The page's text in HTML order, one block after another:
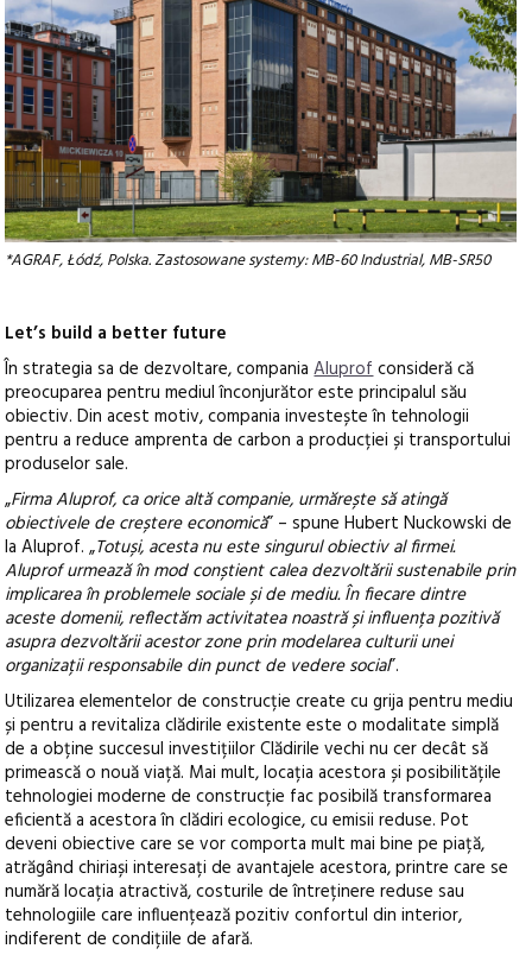
*AGRAF, Łódź, Polska. Zastosowane systemy: MB-60 Industrial, MB-SR50
Let’s build a better future
În strategia sa de dezvoltare, companiaAluprofconsideră că
preocuparea pentru mediul înconjurător este principalul său
obiectiv. Din acest motiv, compania investește în tehnologii
pentru a reduce amprenta de carbon a producției și transportului
produselor sale.
„Firma Aluprof, ca orice altă companie, urmărește să atingă
obiectivele de creștere economică” – spune Hubert Nuckowski de
la Aluprof. „Totuși, acesta nu este singurul obiectiv al firmei.
Aluprof urmează în mod conștient calea dezvoltării sustenabile prin
implicarea în problemele sociale și de mediu. În fiecare dintre
aceste domenii, reflectăm activitatea noastră și influența pozitivă
asupra dezvoltării acestor zone prin modelarea culturii unei
organizații responsabile din punct de vedere social”.
Utilizarea elementelor de construcție create cu grija pentru mediu
și pentru a revitaliza clădirile existente este o modalitate simplă
de a obține succesul investițiilor Clădirile vechi nu cer decât să
primească o nouă viață. Mai mult, locația acestora și posibilitățile
tehnologiei moderne de construcție fac posibilă transformarea
eficientă a acestora în clădiri ecologice, cu emisii reduse. Pot
deveni obiective care se vor comporta mult mai bine pe piață,
atrăgând chiriași interesați de avantajele acestora, printre care se
numără locația atractivă, costurile de întreținere reduse sau
tehnologiile care influențează pozitiv confortul din interior,
indiferent de condițiile de afară.